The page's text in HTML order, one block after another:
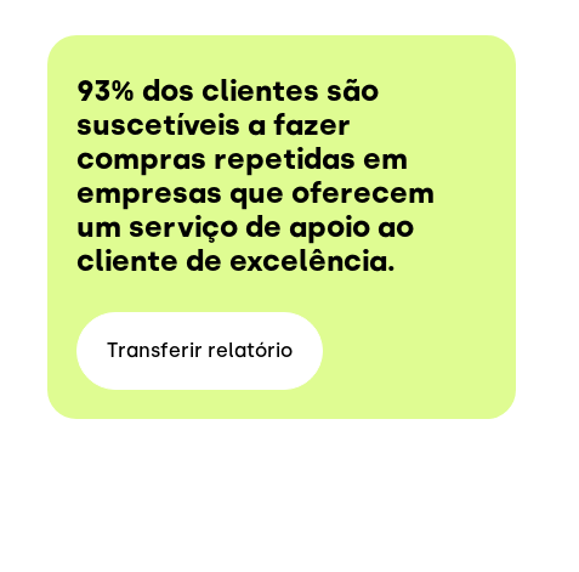
93% dos clientes são
suscetíveis a fazer
compras repetidas em
empresas que oferecem
um serviço de apoio ao
cliente de excelência.
Transferir relatório